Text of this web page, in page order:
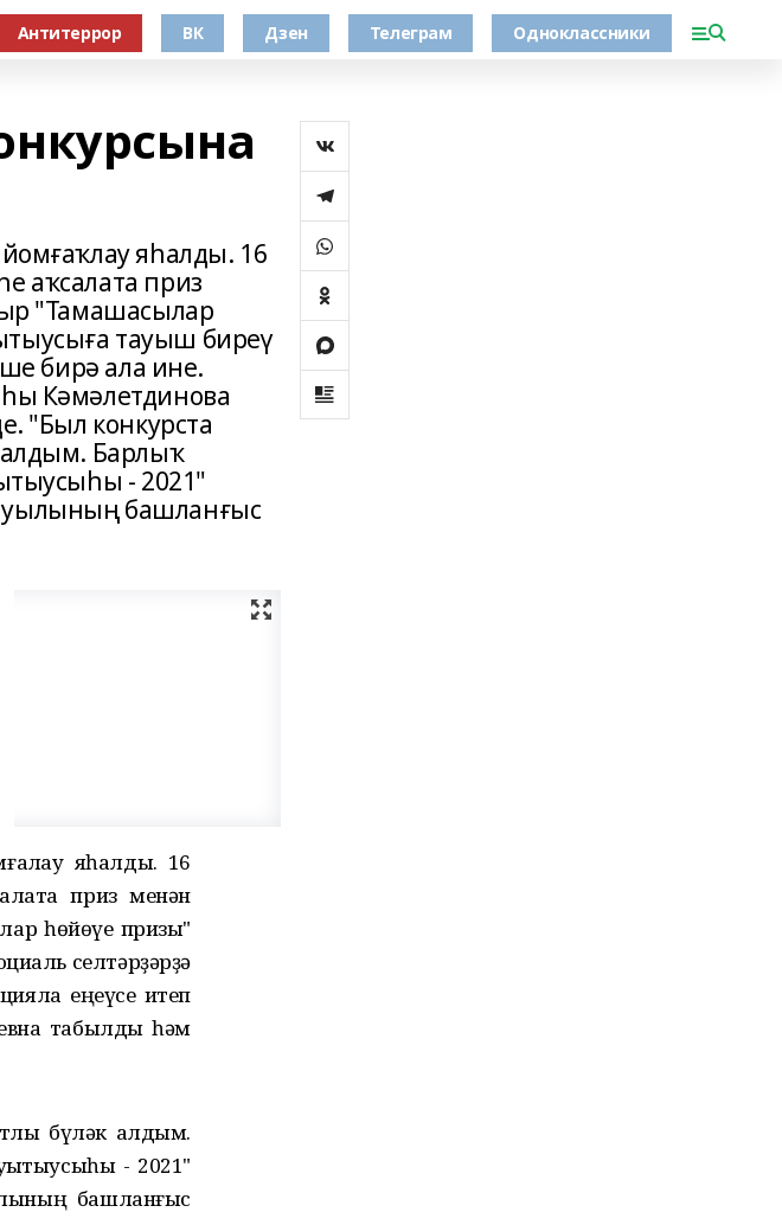
Антитеррор ВК Дзен Телеграм Одноклассники
яһалды. 16
аҡсалата приз
"Тамашасылар
тауыш биреү
бирә ала ине.
Кәмәлетдинова
"Был конкурста
Барлыҡ
- 2021"
ауылының башланғыс
яһалды. 16
приз менән
һөйөүе призы"
селтәрҙәрҙә
еңеүсе итеп
табылды һәм
бүләк алдым.
- 2021"
башланғыс